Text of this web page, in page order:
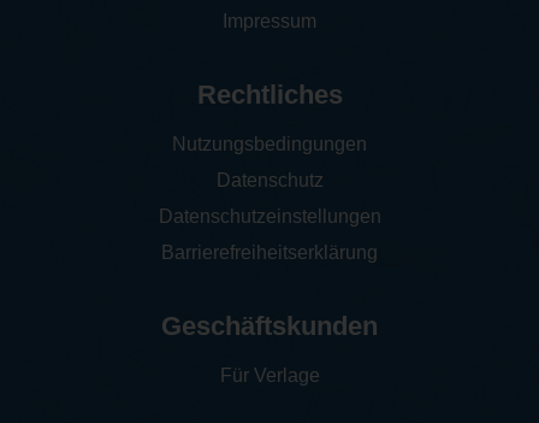
Impressum
Rechtliches
Nutzungsbedingungen
Datenschutz
Datenschutzeinstellungen
Barrierefreiheitserklärung
Geschäftskunden
Für Verlage